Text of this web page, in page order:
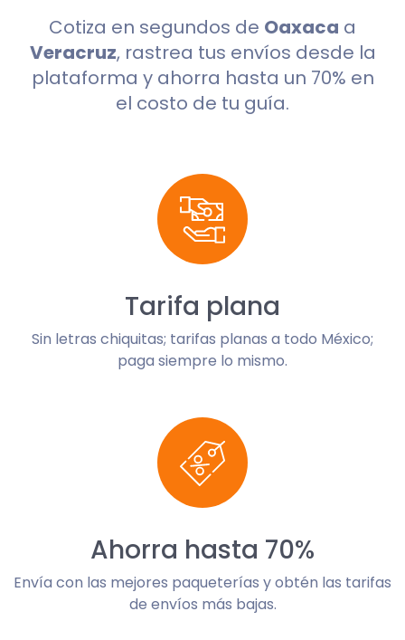
Cotiza en segundos de Oaxaca a
Veracruz, rastrea tus envíos desde la
plataforma y ahorra hasta un 70% en
el costo de tu guía.
Tarifa plana
Sin letras chiquitas; tarifas planas a todo México;
paga siempre lo mismo.
Ahorra hasta 70%
Envía con las mejores paqueterías y obtén las tarifas
de envíos más bajas.